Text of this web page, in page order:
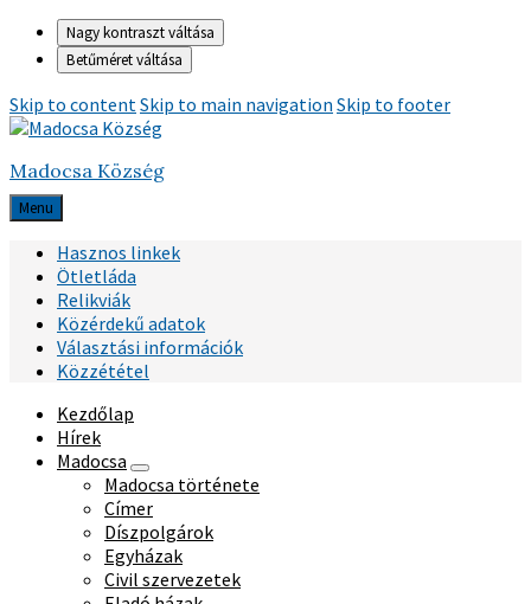
Nagy kontraszt váltása
Betűméret váltása
Skip to contentSkip to main navigation Skip to footer
Madocsa Község
Menu
Hasznos linkek
Ötletláda
Relikviák
Közérdekű adatok
Választási információk
Közzététel
Kezdőlap
Hírek
Madocsa
Madocsa története
Címer
Díszpolgárok
Egyházak
Civil szervezetek